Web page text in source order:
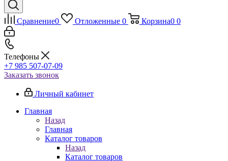
Сравнение0 Отложенные 0 Корзина0 0
Телефоны
+7 985 507-07-09
Заказать звонок
Личный кабинет
Главная
Назад
Главная
Каталог товаров
Назад
Каталог товаров